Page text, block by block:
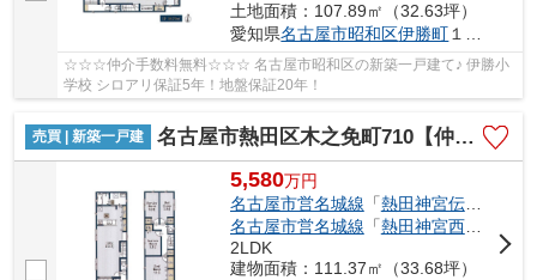
土地面積：107.89㎡（32.63坪）
愛知県名古屋市昭和区伊勝町１丁目55-1
☆☆☆仲介手数料無料☆☆☆ 名古屋市昭和区の新築一戸建て♪ 伊勝小
学校 シロアリ保証5年！地盤保証20年！
売買 | 新築一戸建 名古屋市熱田区木之免町710【仲介手数料無料】新築一戸建て
5,580万円
名古屋市営名城線 「熱田神宮伝馬町
名古屋市営名城線 「熱田神宮西」駅 徒
2LDK
建物面積：111.37㎡（33.68坪）